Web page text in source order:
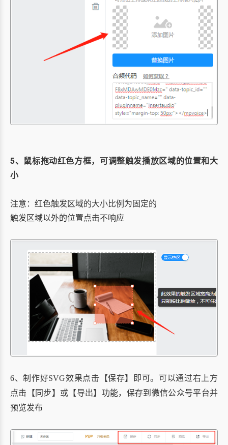
5、鼠标拖动红色方框，可调整触发播放区域的位置和大
小
注意：红色触发区域的大小比例为固定的
触发区域以外的位置点击不响应
6、制作好SVG效果点击【保存】即可。 可以通过右上方
点击【同步】或【导出】功能，保存到微信公众号平台并
预览发布